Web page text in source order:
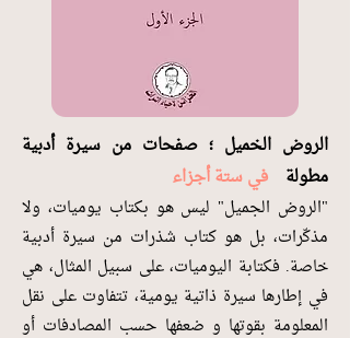
الروض الخميل ؛ صفحات من سيرة أدبية
مطولة في ستة أجزاء
"الروض الجميل" ليس هو بكتاب يوميات، ولا
مذكّرات، بل هو كتاب شذرات من سيرة أدبية
خاصة. فكتابة اليوميات، على سبيل المثال، هي
في إطارها سيرة ذاتية يومية، تتفاوت على نقل
المعلومة بقوتها و ضعفها حسب المصادفات أو